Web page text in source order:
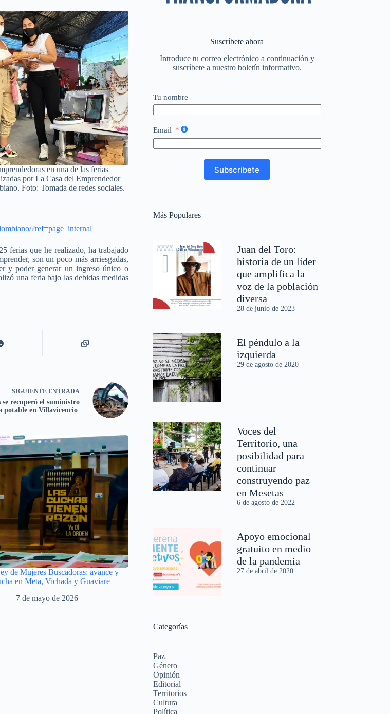
en una de las ferias
por La Casa del Emprendedor
Foto: Tomada de redes sociales.
?ref=page_internal
ferias que he realizado, ha trabajado
son un poco más arriesgadas,
y poder generar un ingreso único o
una feria bajo las debidas medidas
SIGUIENTE ENTRADA
recuperó el suministro
potable en Villavicencio
de Mujeres Buscadoras: avance y
en Meta, Vichada y Guaviare
7 de mayo de 2026
Suscríbete ahora
Introduce tu correo electrónico a continuación y
suscríbete a nuestro boletín informativo.
Tu nombre
Email
Subscribete
Más Populares
Juan del Toro:
historia de un líder
que amplifica la
voz de la población
diversa
28 de junio de 2023
El péndulo a la
izquierda
29 de agosto de 2020
Voces del
Territorio, una
posibilidad para
continuar
construyendo paz
en Mesetas
6 de agosto de 2022
Apoyo emocional
gratuito en medio
de la pandemia
27 de abril de 2020
Categorías
Paz
Género
Opinión
Editorial
Territorios
Cultura
Política